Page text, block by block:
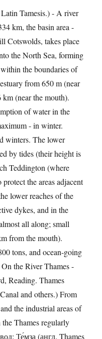
Tamesis.) - A river
km, the basin area -
Cotswolds, takes place
the North Sea, forming
the boundaries of
from 650 m (near
(near the mouth).
of water in the
- in winter.
winters. The lower
by tides (their height is
Teddington (where
the areas adjacent
lower reaches of the
dykes, and in the
all along; small
from the mouth).
tons, and ocean-going
the River Thames -
Reading. Thames
and others.) From
the industrial areas of
Thames regularly
Те́мза (англ. Thames